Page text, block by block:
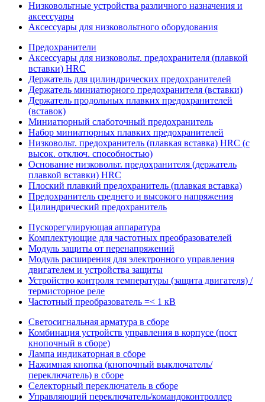
Низковольтные устройства различного назначения и
аксессуары
Аксессуары для низковольтного оборудования
Предохранители
Аксессуары для низковольт. предохранителя (плавкой
вставки) HRC
Держатель для цилиндрических предохранителей
Держатель миниатюрного предохранителя (вставки)
Держатель продольных плавких предохранителей
(вставок)
Миниатюрный слаботочный предохранитель
Набор миниатюрных плавких предохранителей
Низковольт. предохранитель (плавкая вставка) HRC (с
высок. отключ. способностью)
Основание низковольт. предохранителя (держатель
плавкой вставки) HRC
Плоский плавкий предохранитель (плавкая вставка)
Предохранитель среднего и высокого напряжения
Цилиндрический предохранитель
Пускорегулирующая аппаратура
Комплектующие для частотных преобразователей
Модуль защиты от перенапряжений
Модуль расширения для электронного управления
двигателем и устройства защиты
Устройство контроля температуры (защита двигателя) /
термисторное реле
Частотный преобразователь =< 1 кВ
Светосигнальная арматура в сборе
Комбинация устройств управления в корпусе (пост
кнопочный в сборе)
Лампа индикаторная в сборе
Нажимная кнопка (кнопочный выключатель/
переключатель) в сборе
Селекторный переключатель в сборе
Управляющий переключатель/командоконтроллер